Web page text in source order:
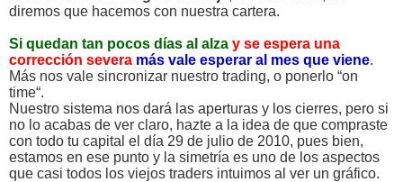
diremos que hacemos con nuestra cartera.
Si quedan tan pocos días al alza y se espera una
corrección severa más vale esperar al mes que viene.
Más nos vale sincronizar nuestro trading, o ponerlo “on
time“.
Nuestro sistema nos dará las aperturas y los cierres, pero si
no lo acabas de ver claro, hazte a la idea de que compraste
con todo tu capital el día 29 de julio de 2010, pues bien,
estamos en ese punto y la simetría es uno de los aspectos
que casi todos los viejos traders intuimos al ver un gráfico.